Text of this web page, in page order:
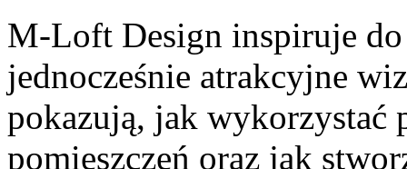
M-Loft Design inspiruje do
jednocześnie atrakcyjne
pokazują, jak wykorzystać
pomieszczeń oraz jak